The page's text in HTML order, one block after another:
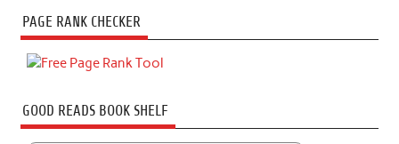
PAGE RANK CHECKER
GOOD READS BOOK SHELF